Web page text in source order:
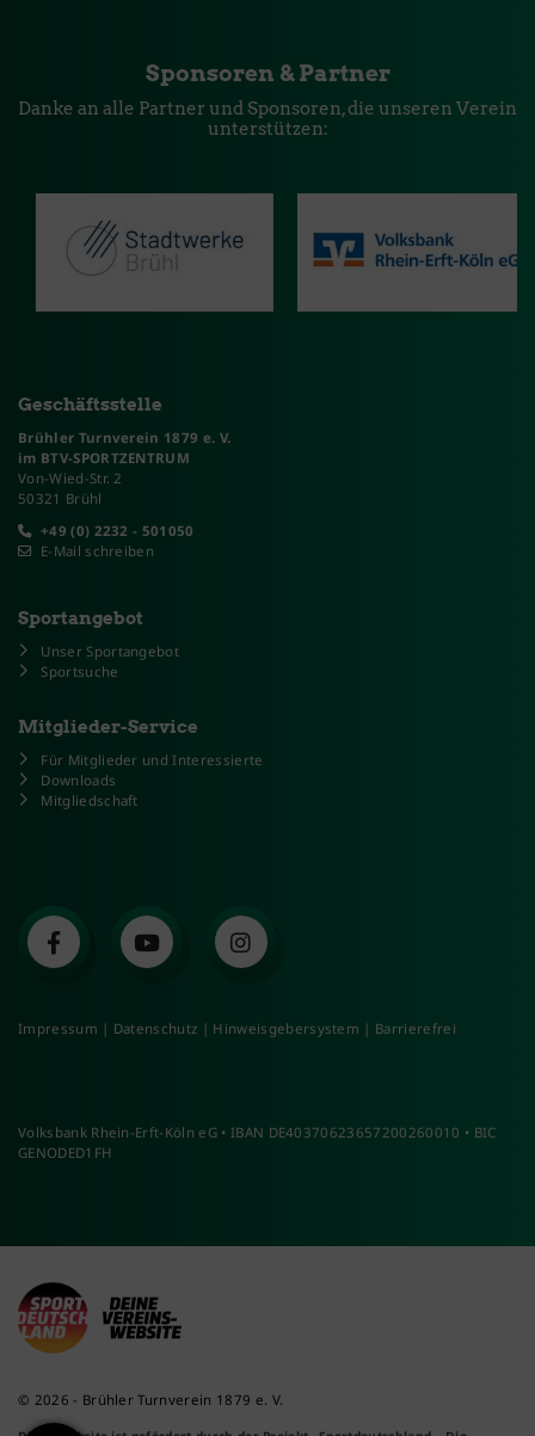
Sponsoren & Partner
Danke an alle Partner und Sponsoren, die unseren Verein
unterstützen:
Geschäftsstelle
Brühler Turnverein 1879 e. V.
im BTV-SPORTZENTRUM
Von-Wied-Str. 2
50321 Brühl
+49 (0) 2232 - 501050
E-Mail schreiben
Sportangebot
Unser Sportangebot
Sportsuche
Mitglieder-Service
Für Mitglieder und Interessierte
Downloads
Mitgliedschaft
Impressum | Datenschutz | Hinweisgebersystem | Barrierefrei
Volksbank Rhein-Erft-Köln eG • IBAN DE40370623657200260010 • BIC
GENODED1FH
© 2026 - Brühler Turnverein 1879 e. V.